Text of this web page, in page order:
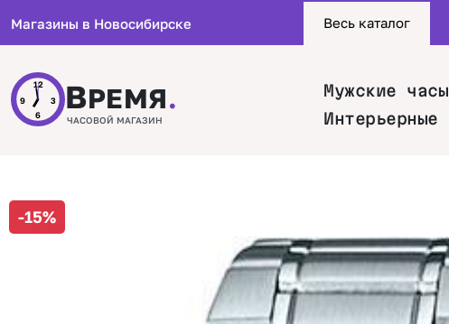
Магазины в Новосибирске Весь каталог
12
3
6
9 ВРЕМЯ.
ЧАСОВОЙ МАГАЗИН
Мужские часы
Интерьерные
-15%